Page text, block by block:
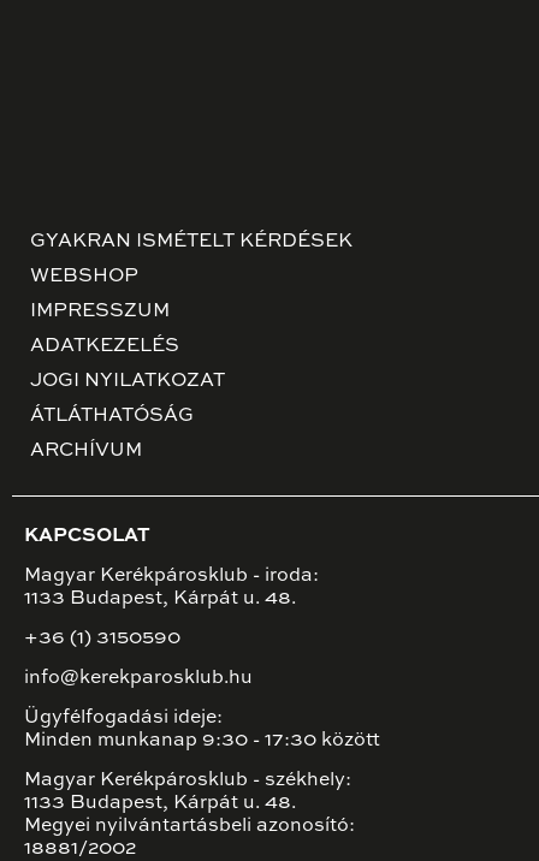
GYAKRAN ISMÉTELT KÉRDÉSEK
WEBSHOP
IMPRESSZUM
ADATKEZELÉS
JOGI NYILATKOZAT
ÁTLÁTHATÓSÁG
ARCHÍVUM
KAPCSOLAT
Magyar Kerékpárosklub - iroda:
1133 Budapest, Kárpát u. 48.
+36 (1) 3150590
info@kerekparosklub.hu
Ügyfélfogadási ideje:
Minden munkanap 9:30 - 17:30 között
Magyar Kerékpárosklub - székhely:
1133 Budapest, Kárpát u. 48.
Megyei nyilvántartásbeli azonosító:
18881/2002